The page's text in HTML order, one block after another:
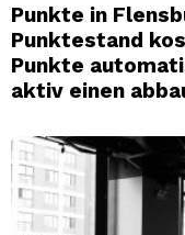
Punkte in
Punktestand
Punkte
aktiv einen